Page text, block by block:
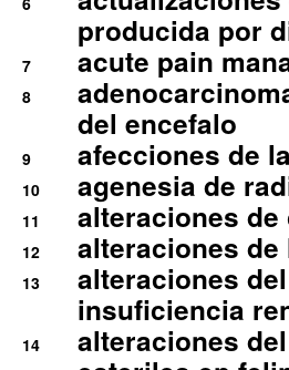
producida por
7 acute pain
8
del encefalo
9 afecciones de
10 agenesia de
11 alteraciones
12 alteraciones
13
alteraciones
insuficiencia
14
alteraciones